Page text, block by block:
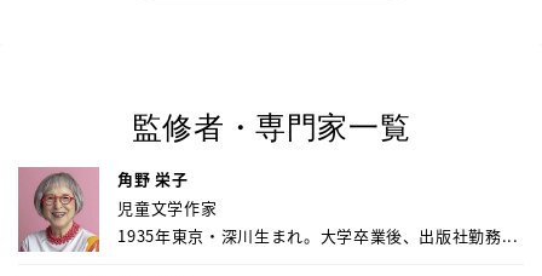
監修者・専門家一覧
角野 栄子
児童文学作家
1935年東京・深川生まれ。大学卒業後、出版社勤務...